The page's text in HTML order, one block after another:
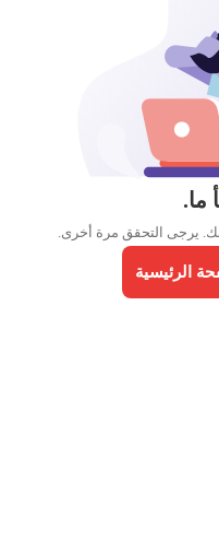
يرجى التحقق مرة أخرى.
الرئيسية